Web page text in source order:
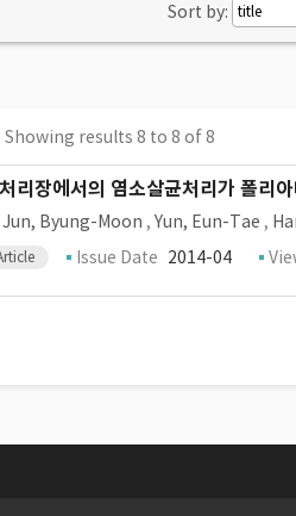
Sort by:
Showing results 8 to 8 of 8
리장에서의 염소살균처리가 폴리
Jun, Byung-Moon , Yun, Eun-Tae ,
Issue Date 2014-04